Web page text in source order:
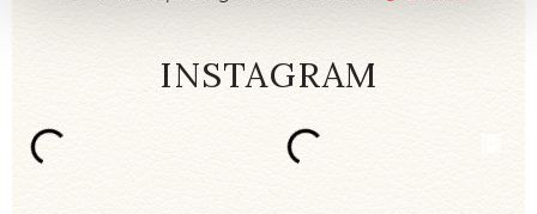
INSTAGRAM